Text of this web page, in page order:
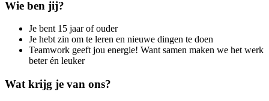
Wie ben jij?
Je bent 15 jaar of ouder
Je hebt zin om te leren en nieuwe dingen te doen
Teamwork geeft jou energie! Want samen maken we het werk
beter én leuker
Wat krijg je van ons?